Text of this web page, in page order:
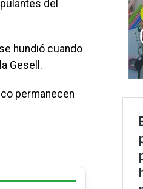
del
hundió cuando
Gesell.
permanecen